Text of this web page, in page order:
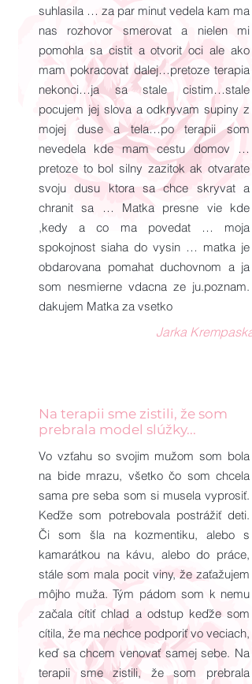
suhlasila … za par minut vedela kam ma
nas rozhovor smerovat a nielen mi
pomohla sa cistit a otvorit oci ale ako
mam pokracovat dalej…pretoze terapia
nekonci…ja sa stale cistim…stale
pocujem jej slova a odkryvam supiny z
mojej duse a tela…po terapii som
nevedela kde mam cestu domov …
pretoze to bol silny zazitok ak otvarate
svoju dusu ktora sa chce skryvat a
chranit sa … Matka presne vie kde
,kedy a co ma povedat … moja
spokojnost siaha do vysin … matka je
obdarovana pomahat duchovnom a ja
som nesmierne vdacna ze ju.poznam.
dakujem Matka za vsetko
Jarka Krempaska
Na terapii sme zistili, že som
prebrala model slúžky...
Vo vzťahu so svojim mužom som bola
na bide mrazu, všetko čo som chcela
sama pre seba som si musela vyprosiť.
Keďže som potrebovala postrážiť deti.
Či som šla na kozmentiku, alebo s
kamarátkou na kávu, alebo do práce,
stále som mala pocit viny, že zaťažujem
môjho muža. Tým pádom som k nemu
začala cítiť chlad a odstup keďže som
cítila, že ma nechce podporiť vo veciach,
keď sa chcem venovať samej sebe. Na
terapii sme zistili, že som prebrala